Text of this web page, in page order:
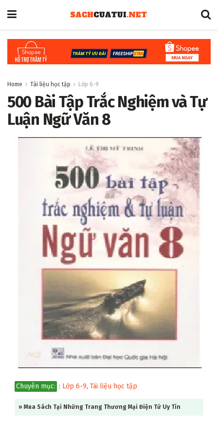
Home Tài liệu học tập Lớp 6-9
500 Bài Tập Trắc Nghiệm và Tự
Luận Ngữ Văn 8
Chuyên mục: : Lớp 6-9, Tài liệu học tập
» Mua Sách Tại Những Trang Thương Mại Điện Tử Uy Tín